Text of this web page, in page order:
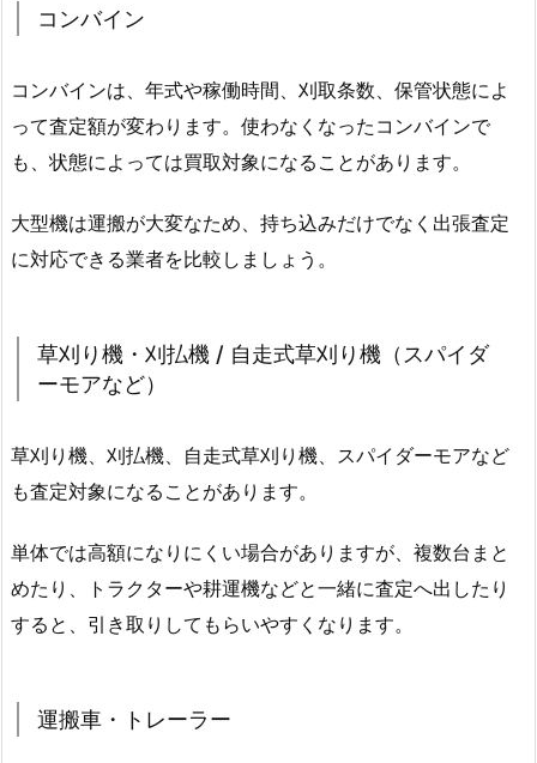
コンバイン
コンバインは、年式や稼働時間、刈取条数、保管状態によ
って査定額が変わります。使わなくなったコンバインで
も、状態によっては買取対象になることがあります。
大型機は運搬が大変なため、持ち込みだけでなく出張査定
に対応できる業者を比較しましょう。
草刈り機・刈払機 / 自走式草刈り機（スパイダ
ーモアなど）
草刈り機、刈払機、自走式草刈り機、スパイダーモアなど
も査定対象になることがあります。
単体では高額になりにくい場合がありますが、複数台まと
めたり、トラクターや耕運機などと一緒に査定へ出したり
すると、引き取りしてもらいやすくなります。
運搬車・トレーラー